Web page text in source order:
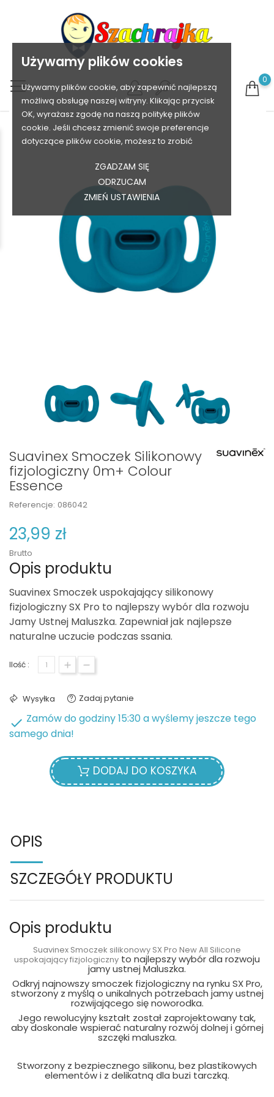
Używamy plików cookies
Używamy plików cookie, aby zapewnić najlepszą
możliwą obsługę naszej witryny. Klikając przycisk
OK, wyrażasz zgodę na naszą politykę plików
cookie. Jeśli chcesz zmienić swoje preferencje
dotyczące plików cookie, możesz to zrobić
ZGADZAM SIĘ
ODRZUCAM
ZMIEŃ USTAWIENIA
0
Suavinex Smoczek Silikonowy
fizjologiczny 0m+ Colour
Essence
Referencje: 086042
23,99 zł
Brutto
Opis produktu
Suavinex Smoczek uspokajający silikonowy
fizjologiczny SX Pro to najlepszy wybór dla rozwoju
Jamy Ustnej Maluszka. Zapewniał jak najlepsze
naturalne uczucie podczas ssania.
Ilość :
Wysyłka Zadaj pytanie
 Zamów do godziny 15:30 a wyślemy jeszcze tego
samego dnia!
DODAJ DO KOSZYKA
OPIS
SZCZEGÓŁY PRODUKTU
Opis produktu
Suavinex Smoczek silikonowy SX Pro New All Silicone
uspokajający fizjologiczny to najlepszy wybór dla rozwoju
jamy ustnej Maluszka.
Odkryj najnowszy smoczek fizjologiczny na rynku SX Pro,
stworzony z myślą o unikalnych potrzebach jamy ustnej
rozwijającego się noworodka.
Jego rewolucyjny kształt został zaprojektowany tak,
aby doskonale wspierać naturalny rozwój dolnej i górnej
szczęki maluszka.
Stworzony z bezpiecznego silikonu, bez plastikowych
elementów i z delikatną dla buzi tarczką.